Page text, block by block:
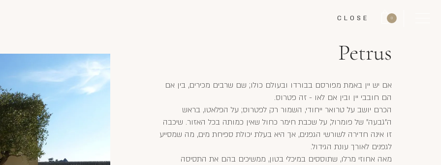
0
CLOSE
Petrus
אם יש יין באמת מפורסם בבורדו ובעולם כולו; שם שרבים מכירים, בין אם
הם חובבי יין ובין אם לאו - זה פטרוס.
הכרם יושב על טרואר ייחודי, השמור רק לפטרוס; על הפלאטו, בראש
ה"גבעה" של פומרול, על שכבת חימר כחול שאין כמותה בכל האזור. שיכבה
זו אינה חדירה לשורשי הגפנים, אך היא בעלת יכולת ספיחת מים, מה שמסייע
לגפנים לאורך עונת הגידול.
מאה אחוזי מרלו, שתוססים במיכלי בטון, ממשיכים בהם את התסיסה